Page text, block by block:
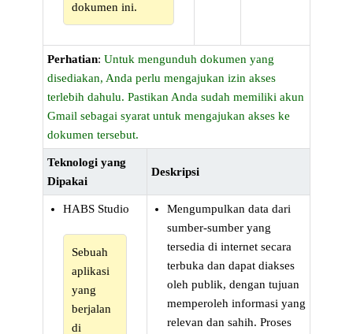
dokumen ini.
Perhatian: Untuk mengunduh dokumen yang
disediakan, Anda perlu mengajukan izin akses
terlebih dahulu. Pastikan Anda sudah memiliki akun
Gmail sebagai syarat untuk mengajukan akses ke
dokumen tersebut.
Teknologi yang
Dipakai
Deskripsi
HABS Studio
Sebuah
aplikasi
yang
berjalan
di
Mengumpulkan data dari
sumber-sumber yang
tersedia di internet secara
terbuka dan dapat diakses
oleh publik, dengan tujuan
memperoleh informasi yang
relevan dan sahih. Proses